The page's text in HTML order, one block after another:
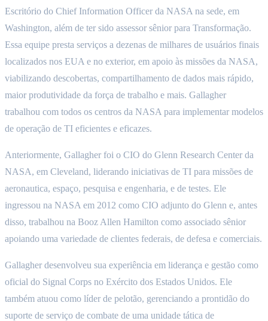
Escritório do Chief Information Officer da NASA na sede, em
Washington, além de ter sido assessor sênior para Transformação.
Essa equipe presta serviços a dezenas de milhares de usuários finais
localizados nos EUA e no exterior, em apoio às missões da NASA,
viabilizando descobertas, compartilhamento de dados mais rápido,
maior produtividade da força de trabalho e mais. Gallagher
trabalhou com todos os centros da NASA para implementar modelos
de operação de TI eficientes e eficazes.
Anteriormente, Gallagher foi o CIO do Glenn Research Center da
NASA, em Cleveland, liderando iniciativas de TI para missões de
aeronautica, espaço, pesquisa e engenharia, e de testes. Ele
ingressou na NASA em 2012 como CIO adjunto do Glenn e, antes
disso, trabalhou na Booz Allen Hamilton como associado sênior
apoiando uma variedade de clientes federais, de defesa e comerciais.
Gallagher desenvolveu sua experiência em liderança e gestão como
oficial do Signal Corps no Exército dos Estados Unidos. Ele
também atuou como líder de pelotão, gerenciando a prontidão do
suporte de serviço de combate de uma unidade tática de